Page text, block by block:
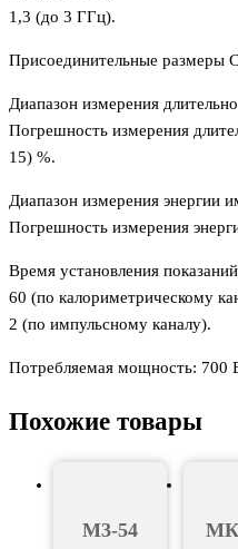
1,3 (до 3 ГГц).
Присоединительные размеры
Диапазон измерения
Погрешность измерения
15) %.
Диапазон измерения энергии
Погрешность измерения
Время установления
60 (по калориметрическому
2 (по импульсному каналу).
Потребляемая мощность: 700
Похожие товары
М3-54